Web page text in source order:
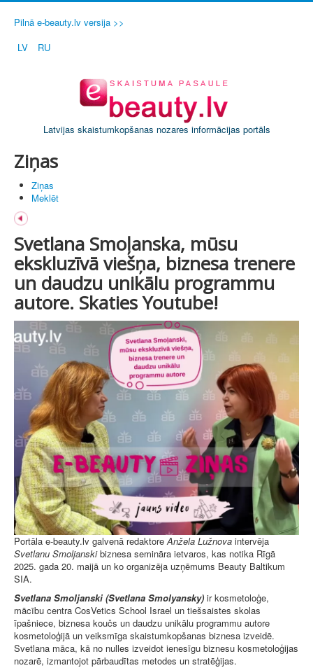
Pilnā e-beauty.lv versija >>
LV
RU
Latvijas skaistumkopšanas nozares informācijas portāls
Ziņas
Ziņas
Meklēt
Svetlana Smoļanska, mūsu
ekskluzīvā viešņa, biznesa trenere
un daudzu unikālu programmu
autore. Skaties Youtube!
Portāla e-beauty.lv galvenā redaktore Anžela Lužnova intervēja
Svetlanu Smoljanskibiznesa semināra ietvaros, kas notika Rīgā
2025. gada 20. maijā un ko organizēja uzņēmums Beauty Baltikum
SIA.
Svetlana Smoljanski (Svetlana Smolyansky) ir kosmetoloģe,
mācību centra CosVetics School Israel un tiešsaistes skolas
īpašniece, biznesa koučs un daudzu unikālu programmu autore
kosmetoloģijā un veiksmīga skaistumkopšanas biznesa izveidē.
Svetlana māca, kā no nulles izveidot ienesīgu biznesu kosmetoloģijas
nozarē, izmantojot pārbaudītas metodes un stratēģijas.